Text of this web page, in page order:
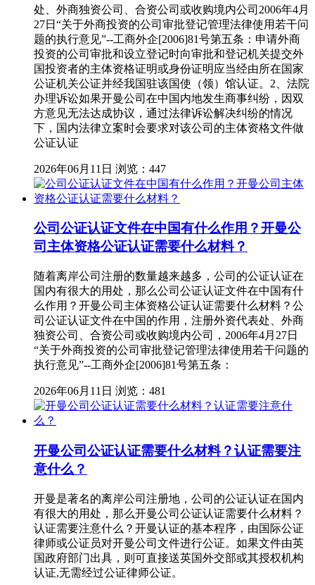
处、外商独资公司、合资公司或收购境内公司2006年4月
27日“关于外商投资的公司审批登记管理法律使用若干问
题的执行意见”--工商外企[2006]81号第五条：申请外商
投资的公司审批和设立登记时向审批和登记机关提交外
国投资者的主体资格证明或身份证明应当经由所在国家
公证机关公证并经我国驻该国使（领）馆认证。2、法院
办理诉讼如果开曼公司在中国内地发生商事纠纷，因双
方意见无法达成协议，通过法律诉讼解决纠纷的情况
下，国内法律立案时会要求对该公司的主体资格文件做
公证认证
2026年06月11日 浏览：447
公司公证认证文件在中国有什么作用？开曼公
司主体资格公证认证需要什么材料？
随着离岸公司注册的数量越来越多，公司的公证认证在
国内有很大的用处，那么公司公证认证文件在中国有什
么作用？开曼公司主体资格公证认证需要什么材料？公
司公证认证文件在中国的作用，注册外资代表处、外商
独资公司、合资公司或收购境内公司，2006年4月27日
“关于外商投资的公司审批登记管理法律使用若干问题的
执行意见”--工商外企[2006]81号第五条：
2026年06月11日 浏览：481
开曼公司公证认证需要什么材料？认证需要注
意什么？
开曼是著名的离岸公司注册地，公司的公证认证在国内
有很大的用处，那么开曼公司公证认证需要什么材料？
认证需要注意什么？开曼认证的基本程序，由国际公证
律师或公证员对开曼公司文件进行公证。如果文件由英
国政府部门出具，则可直接送英国外交部或其授权机构
认证,无需经过公证律师公证。